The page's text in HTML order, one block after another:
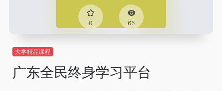
0 65
大学精品课程
广东全民终身学习平台